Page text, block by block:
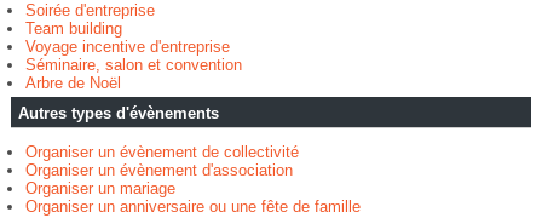
Soirée d'entreprise
Team building
Voyage incentive d'entreprise
Séminaire, salon et convention
Arbre de Noël
Autres types d'évènements
Organiser un évènement de collectivité
Organiser un évènement d'association
Organiser un mariage
Organiser un anniversaire ou une fête de famille